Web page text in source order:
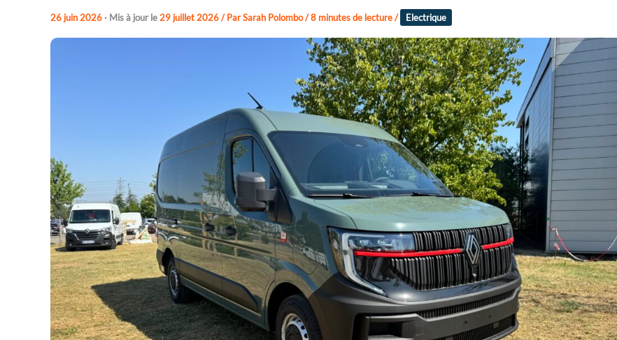
26 juin 2026 · Mis à jour le 29 juillet 2026/ ParSarah Polombo/8 minutes de lecture/ Electrique